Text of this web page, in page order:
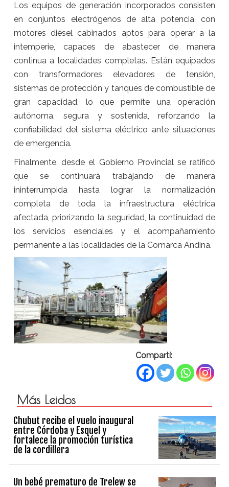
Los equipos de generación incorporados consisten
en conjuntos electrógenos de alta potencia, con
motores diésel cabinados aptos para operar a la
intemperie, capaces de abastecer de manera
continua a localidades completas. Están equipados
con transformadores elevadores de tensión,
sistemas de protección y tanques de combustible de
gran capacidad, lo que permite una operación
autónoma, segura y sostenida, reforzando la
confiabilidad del sistema eléctrico ante situaciones
de emergencia.
Finalmente, desde el Gobierno Provincial se ratificó
que se continuará trabajando de manera
ininterrumpida hasta lograr la normalización
completa de toda la infraestructura eléctrica
afectada, priorizando la seguridad, la continuidad de
los servicios esenciales y el acompañamiento
permanente a las localidades de la Comarca Andina.
Compartí:
Más Leidos
Chubut recibe el vuelo inaugural
entre Córdoba y Esquel y
fortalece la promoción turística
de la cordillera
Un bebé prematuro de Trelew se